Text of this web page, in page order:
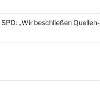
SPD: „Wir beschließen Quellen-